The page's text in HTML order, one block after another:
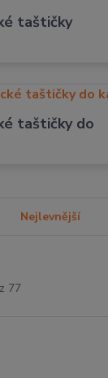
taštičky
taštičky do
Nejlevnější
77